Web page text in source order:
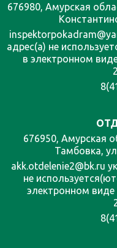
676980, Амурская
адрес(а) не
в электронном
676950, Амурская
Тамбовка,
akk.otdelenie2@bk.ru
не
электронном